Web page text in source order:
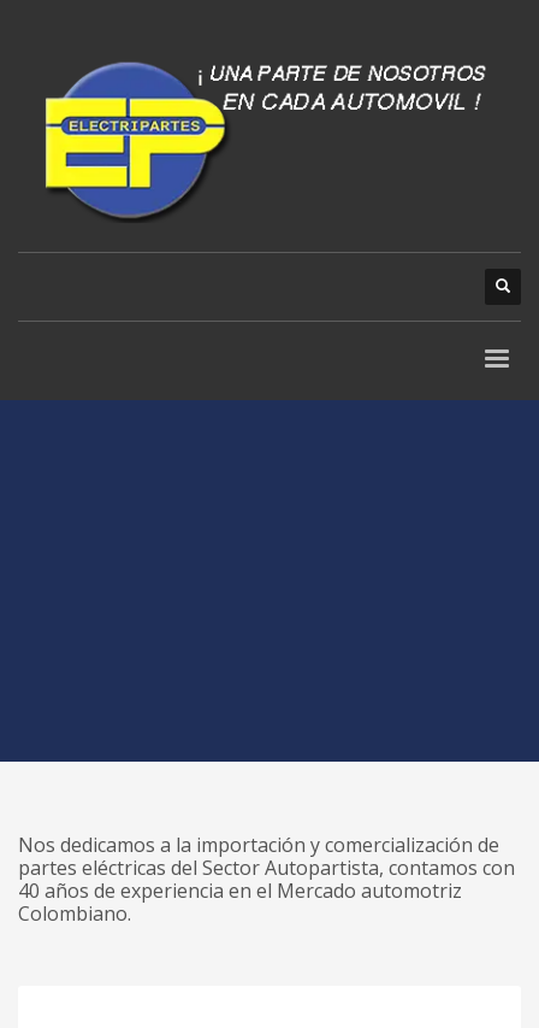
Nos dedicamos a la importación y comercialización de
partes eléctricas del Sector Autopartista, contamos con
40 años de experiencia en el Mercado automotriz
Colombiano.